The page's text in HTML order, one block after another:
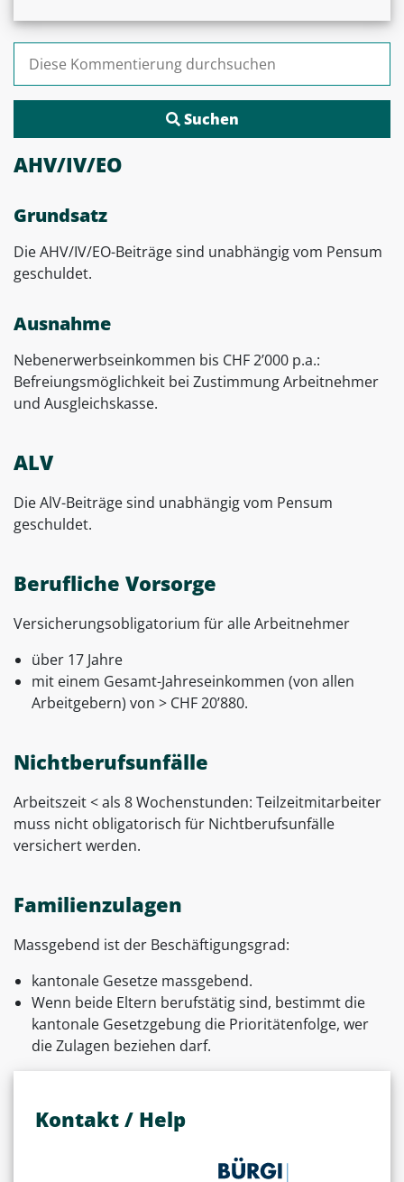
Suchen nach:
AHV/IV/EO
Grundsatz
Die AHV/IV/EO-Beiträge sind unabhängig vom Pensum
geschuldet.
Ausnahme
Nebenerwerbseinkommen bis CHF 2’000 p.a.:
Befreiungsmöglichkeit bei Zustimmung Arbeitnehmer
und Ausgleichskasse.
ALV
Die AlV-Beiträge sind unabhängig vom Pensum
geschuldet.
Berufliche Vorsorge
Versicherungsobligatorium für alle Arbeitnehmer
über 17 Jahre
mit einem Gesamt-Jahreseinkommen (von allen
Arbeitgebern) von > CHF 20’880.
Nichtberufsunfälle
Arbeitszeit < als 8 Wochenstunden: Teilzeitmitarbeiter
muss nicht obligatorisch für Nichtberufsunfälle
versichert werden.
Familienzulagen
Massgebend ist der Beschäftigungsgrad:
kantonale Gesetze massgebend.
Wenn beide Eltern berufstätig sind, bestimmt die
kantonale Gesetzgebung die Prioritätenfolge, wer
die Zulagen beziehen darf.
Kontakt / Help